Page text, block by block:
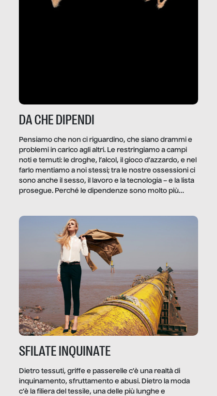
DA CHE DIPENDI
Pensiamo che non ci riguardino, che siano drammi e
problemi in carico agli altri. Le restringiamo a campi
noti e temuti: le droghe, l’alcol, il gioco d’azzardo, e nel
farlo mentiamo a noi stessi; tra le nostre ossessioni ci
sono anche il sesso, il lavoro e la tecnologia – e la lista
prosegue. Perché le dipendenze sono molto più
trae un guadagno. In questo reportage vediamo
quale e come.
SFILATE INQUINATE
Dietro tessuti, griffe e passerelle c’è una realtà di
inquinamento, sfruttamento e abusi. Dietro la moda
c’è la filiera del tessile, una delle più lunghe e